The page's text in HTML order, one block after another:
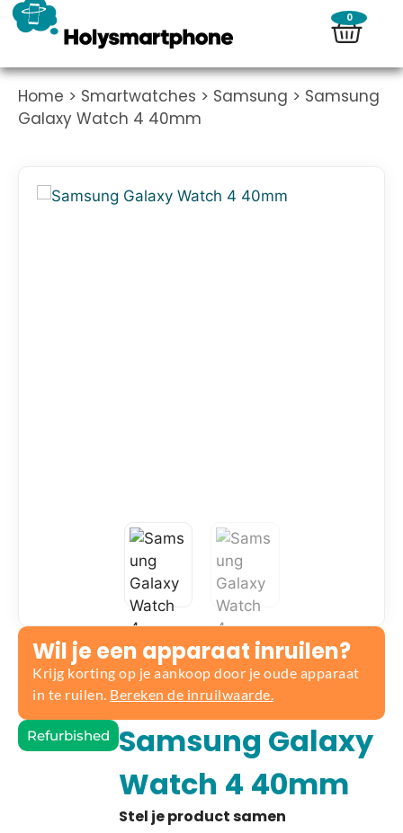
0
Home > Smartwatches > Samsung > Samsung
Galaxy Watch 4 40mm
Wil je een apparaat inruilen?
Krijg korting op je aankoop door je oude apparaat
in te ruilen. Bereken de inruilwaarde.
Refurbished
Samsung Galaxy
Watch 4 40mm